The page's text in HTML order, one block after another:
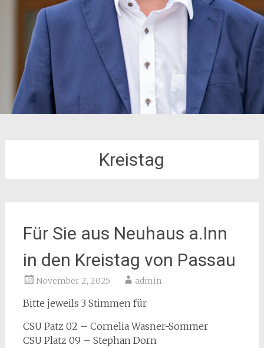
Kreistag
Für Sie aus Neuhaus a.Inn
in den Kreistag von Passau
November 2, 2025 admin
Bitte jeweils 3 Stimmen für
CSU Patz 02 – Cornelia Wasner-Sommer
CSU Platz 09 – Stephan Dorn